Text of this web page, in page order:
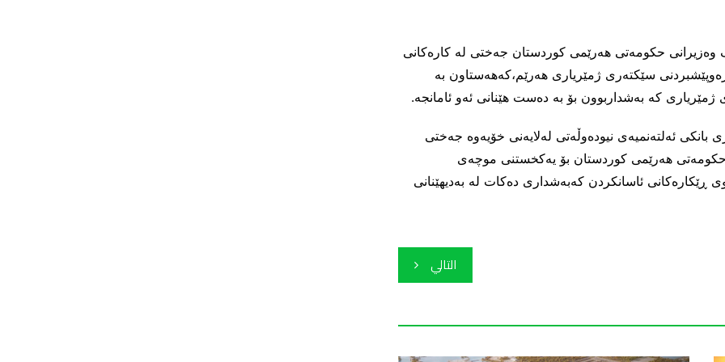
حکومەتی هەرێمی کوردستان جەختی لە کارەکانی
سێکتەری ژمێریاری هەرێم،کەهەستاون بە
ژمێریاری کە بەشداربوون بۆ بە دەست هێنانی ئەو ئامانجە.
بانکی ئەلتەنمیەی نیودەوڵەتی لەلایەنی خۆیەوە جەختی
هەرێمی کوردستان بۆ یەکخستنی موچەی
ئاسانکردن کەبەشداری دەکات لە بەدیهێنانی
التالي